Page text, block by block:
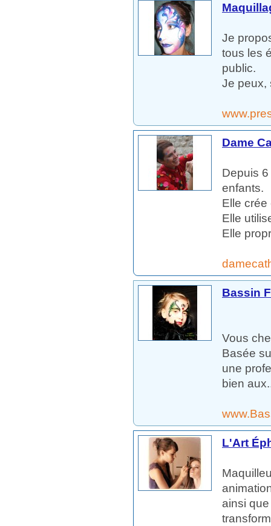
Je
tous les
public.
Je peux,
Dame
Depuis
enfants.
Elle
Elle
Elle
Bassin
Vous
Basée
une
bien
L'Art
ainsi